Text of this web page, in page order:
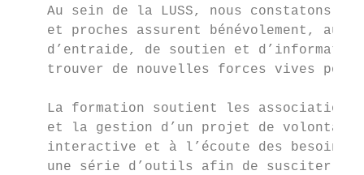
Au sein de la LUSS, nous constatons
et proches assurent bénévolement, au
d’entraide, de soutien et
trouver de nouvelles forces vives pour
La formation soutient les
et la gestion d’un projet de
interactive et à l’écoute des besoins
une série d’outils afin de susciter